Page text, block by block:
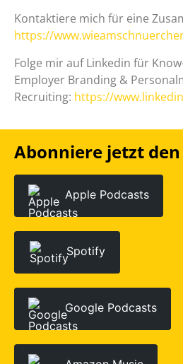
Kontaktiere mich für eine
https://
Folge mir auf Linkedin für
Employer Branding &
Recruiting: https://
Abonniere jetzt den
Apple Podcasts
Spotify
Google Podcasts